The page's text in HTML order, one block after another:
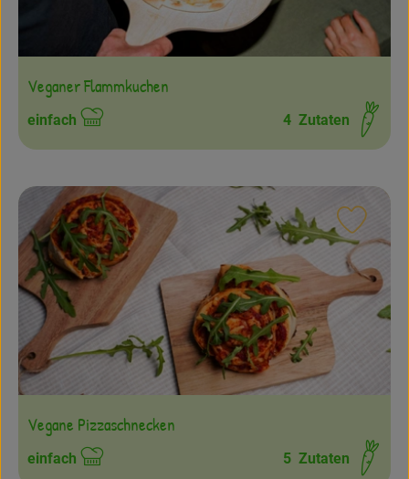
Veganer Flammkuchen
Schwierigkeit:
einfach 4 Zutaten
Vegane Pizzaschnecken
Schwierigkeit:
einfach 5 Zutaten